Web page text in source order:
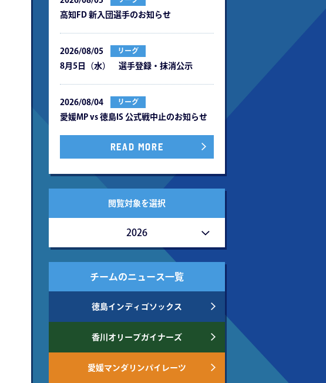
⾼知FD 新⼊団選⼿のお知らせ
2026/08/05 リーグ
8月5日（水） 選手登録・抹消公示
2026/08/04 リーグ
愛媛MP vs 徳島IS 公式戦中⽌のお知らせ
READ MORE
閲覧対象を選択
2026
チームのニュース一覧
徳島インディゴソックス
香川オリーブガイナーズ
愛媛マンダリンパイレーツ